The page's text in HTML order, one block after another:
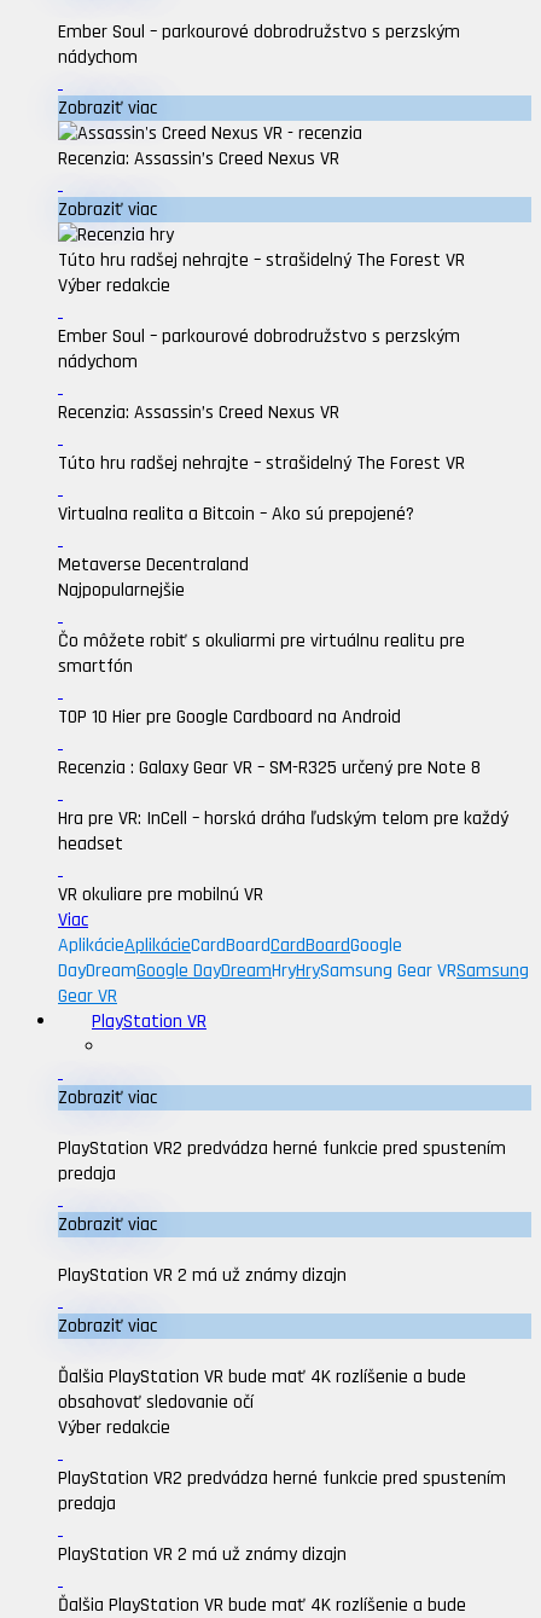
Ember Soul – parkourové dobrodružstvo s perzským
nádychom
Zobraziť viac
Recenzia: Assassin’s Creed Nexus VR
Zobraziť viac
Túto hru radšej nehrajte – strašidelný The Forest VR
Výber redakcie
Ember Soul – parkourové dobrodružstvo s perzským
nádychom
Recenzia: Assassin’s Creed Nexus VR
Túto hru radšej nehrajte – strašidelný The Forest VR
Virtualna realita a Bitcoin – Ako sú prepojené?
Metaverse Decentraland
Najpopularnejšie
Čo môžete robiť s okuliarmi pre virtuálnu realitu pre
smartfón
TOP 10 Hier pre Google Cardboard na Android
Recenzia : Galaxy Gear VR – SM-R325 určený pre Note 8
Hra pre VR: InCell – horská dráha ľudským telom pre každý
headset
VR okuliare pre mobilnú VR
Viac
AplikácieAplikácieCardBoardCardBoardGoogle
DayDreamGoogle DayDreamHryHrySamsung Gear VRSamsung
Gear VR
PlayStation VR
Zobraziť viac
PlayStation VR2 predvádza herné funkcie pred spustením
predaja
Zobraziť viac
PlayStation VR 2 má už známy dizajn
Zobraziť viac
Ďalšia PlayStation VR bude mať 4K rozlíšenie a bude
obsahovať sledovanie očí
Výber redakcie
PlayStation VR2 predvádza herné funkcie pred spustením
predaja
PlayStation VR 2 má už známy dizajn
Ďalšia PlayStation VR bude mať 4K rozlíšenie a bude